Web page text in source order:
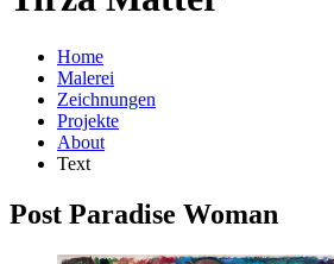
Home
Malerei
Zeichnungen
Projekte
About
Text
Post Paradise Woman